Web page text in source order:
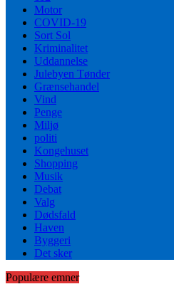
Motor
COVID-19
Sort Sol
Kriminalitet
Uddannelse
Julebyen Tønder
Grænsehandel
Vind
Penge
Miljø
politi
Kongehuset
Shopping
Musik
Debat
Valg
Dødsfald
Haven
Byggeri
Det sker
Populære emner